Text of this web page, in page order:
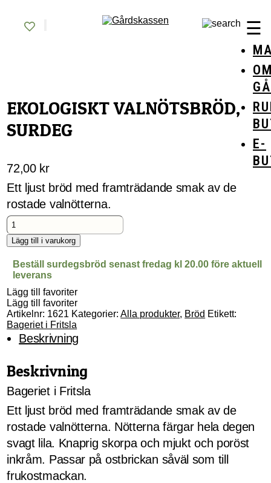
content
☰
E-
EKOLOGISKT VALNÖTSBRÖD,
SURDEG
72,00 kr
Ett ljust bröd med framträdande smak av de
rostade valnötterna.
Ekologiskt
Valnötsbröd,
surdeg
Lägg till i varukorg
Beställ surdegsbröd senast fredag kl 20.00 före aktuell
leverans
Lägg till favoriter
Lägg till favoriter
Artikelnr: 1621 Kategorier:Alla produkter, Bröd Etikett:
Bageriet i Fritsla
Beskrivning
Beskrivning
Bageriet i Fritsla
Ett ljust bröd med framträdande smak av de
rostade valnötterna. Nötterna färgar hela degen
svagt lila. Knaprig skorpa och mjukt och poröst
inkråm. Passar på ostbrickan såväl som till
frukostmackan.